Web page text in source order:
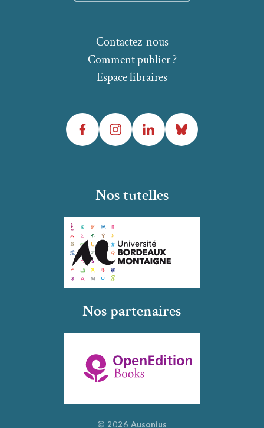
Comment publier ?
Espace libraires
Contactez-nous
FacebookInstagramLinkedInBluesky
Nos tutelles
Nos partenaires
© 2026 Ausonius